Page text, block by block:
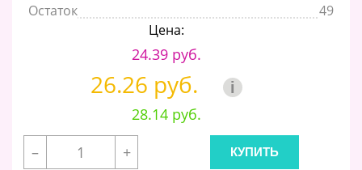
Остаток
49
Цена:
24.39 руб.
26.26 руб. i
28.14 руб.
–
+